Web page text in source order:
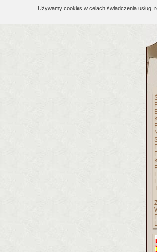
Używamy cookies w celach świadczenia usług,